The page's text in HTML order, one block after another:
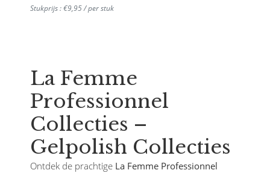
Stukprijs : €9,95 / per stuk
La Femme
Professionnel
Collecties –
Gelpolish Collecties
Ontdek de prachtige La Femme Professionnel